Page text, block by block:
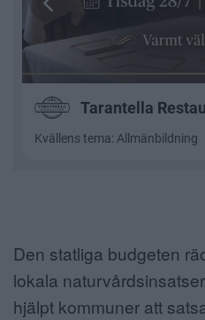
Den statliga budgeten
lokala
hjälpt kommuner att